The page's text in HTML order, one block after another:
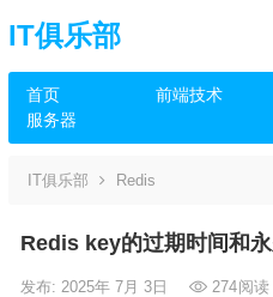
IT俱乐部
首页 前端技术
服务器
IT俱乐部 Redis
Redis key的过期时间和
发布: 2025年 7月 3日 274阅读